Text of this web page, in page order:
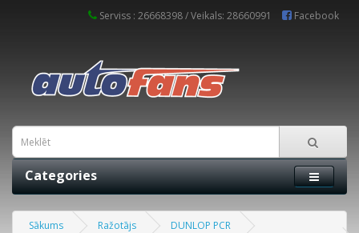
Serviss : 26668398 / Veikals: 28660991 Facebook
Categories
Sākums Ražotājs
DUNLOP PCR